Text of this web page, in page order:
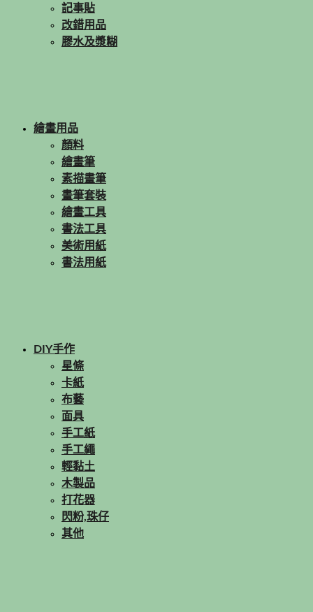
記事貼
改錯用品
膠水及漿糊
繪畫用品
顏料
繪畫筆
素描畫筆
畫筆套裝
繪畫工具
書法工具
美術用紙
書法用紙
DIY手作
星條
卡紙
布藝
面具
手工紙
手工繩
輕黏土
木製品
打花器
閃粉,珠仔
其他